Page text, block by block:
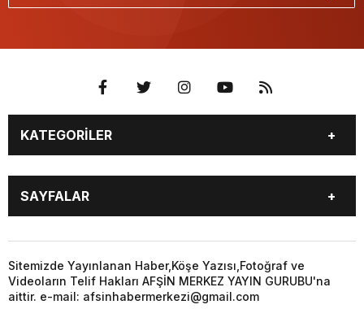
KATEGORİLER
EĞİTİM
EKONOMİ
GÜNCEL
SİYASET
YEREL HABERLER
KÜNYE
…
3. SAYFA
KÜLTÜR
SAYFALAR
GÜNCEL
ÖZEL HABER
SİYASET
YEREL HABERLER
KÜNYE
…
Sitemizde Yayınlanan Haber,Köşe Yazısı,Fotoğraf ve
Videoların Telif Hakları AFŞİN MERKEZ YAYIN GURUBU'na
aittir. e-mail: afsinhabermerkezi@gmail.com